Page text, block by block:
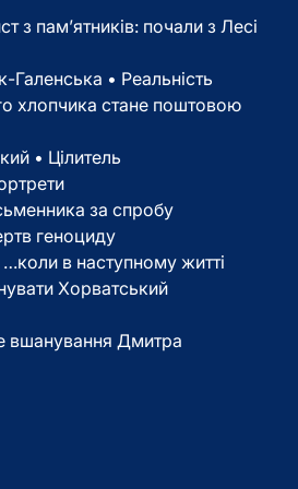
з пам’ятників: почали з Лесі
• Реальність
хлопчика стане поштовою
• Цілитель
за спробу
геноциду
в наступному житті
Хорватський
вшанування Дмитра